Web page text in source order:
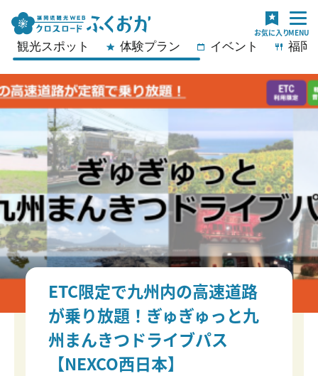
観光スポット 体験プラン イベント 福岡
ETC限定で九州内の高速道路
が乗り放題！ぎゅぎゅっと九
州まんきつドライブパス
【NEXCO西日本】